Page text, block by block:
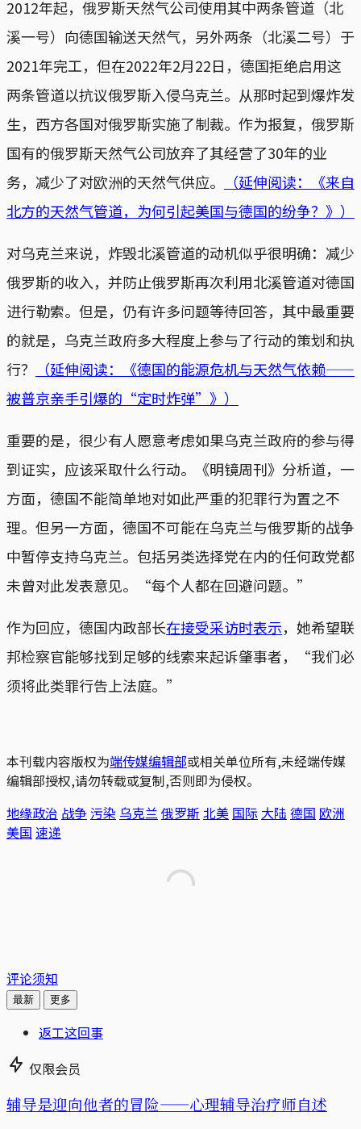
2012年起，俄罗斯天然气公司使用其中两条管道（北
溪一号）向德国输送天然气，另外两条（北溪二号）于
2021年完工，但在2022年2月22日，德国拒绝启用这
两条管道以抗议俄罗斯入侵乌克兰。从那时起到爆炸发
生，西方各国对俄罗斯实施了制裁。作为报复，俄罗斯
国有的俄罗斯天然气公司放弃了其经营了30年的业
务，减少了对欧洲的天然气供应。
（延伸阅读：《来自
北方的天然气管道，为何引起美国与德国的纷争？》）
对乌克兰来说，炸毁北溪管道的动机似乎很明确：减少
俄罗斯的收入，并防止俄罗斯再次利用北溪管道对德国
进行勒索。但是，仍有许多问题等待回答，其中最重要
的就是，乌克兰政府多大程度上参与了行动的策划和执
行？
（延伸阅读：《德国的能源危机与天然气依赖——
被普京亲手引爆的“定时炸弹”》）
重要的是，很少有人愿意考虑如果乌克兰政府的参与得
到证实，应该采取什么行动。《明镜周刊》分析道，一
方面，德国不能简单地对如此严重的犯罪行为置之不
理。但另一方面，德国不可能在乌克兰与俄罗斯的战争
中暂停支持乌克兰。包括另类选择党在内的任何政党都
未曾对此发表意见。“每个人都在回避问题。”
作为回应，德国内政部长在接受采访时表示，她希望联
邦检察官能够找到足够的线索来起诉肇事者，“我们必
须将此类罪行告上法庭。”
本刊载内容版权为端传媒编辑部或相关单位所有,未经端传媒
编辑部授权,请勿转载或复制,否则即为侵权。
地缘政治 战争污染 乌克兰 俄罗斯 北美 国际 大陆 德国 欧洲
美国 速递
评论须知
最新 更多
返工这回事
仅限会员
辅导是迎向他者的冒险——心理辅导治疗师自述